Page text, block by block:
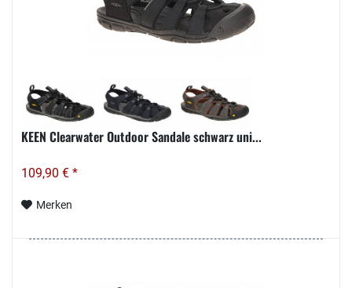
KEEN Clearwater Outdoor Sandale schwarz uni...
109,90 € *
Merken